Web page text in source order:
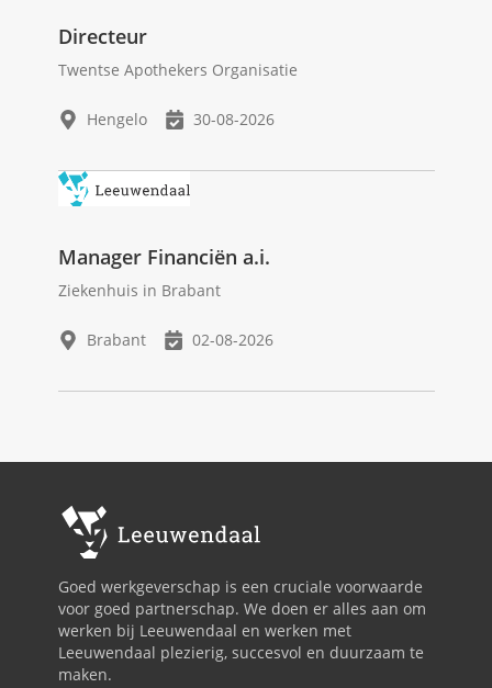
Directeur
Twentse Apothekers Organisatie
Hengelo 30-08-2026
Manager Financiën a.i.
Ziekenhuis in Brabant
Brabant 02-08-2026
Goed werkgeverschap is een cruciale voorwaarde
voor goed partnerschap. We doen er alles aan om
werken bij Leeuwendaal en werken met
Leeuwendaal plezierig, succesvol en duurzaam te
maken.